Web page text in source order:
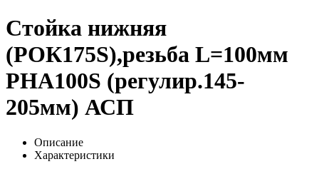
Стойка нижняя
(РОК175S),резьба L=100мм
РНА100S (регулир.145-
205мм) АСП
Описание
Характеристики